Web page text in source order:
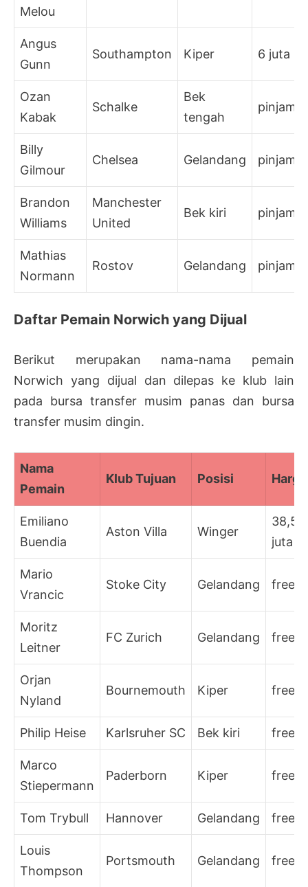
Melou
Angus
Gunn
Southampton Kiper 6 juta
Ozan
Kabak
Schalke
Bek
tengah
pinjam
Billy
Gilmour
Chelsea Gelandang pinjam
Brandon
Williams
Manchester
United
Bek kiri pinjam
Mathias
Normann
Rostov Gelandang pinjam
Daftar Pemain Norwich yang Dijual
Berikut merupakan nama-nama pemain
Norwich yang dijual dan dilepas ke klub lain
pada bursa transfer musim panas dan bursa
transfer musim dingin.
Nama
Pemain
Klub Tujuan Posisi Harga
Emiliano
Buendia
Aston Villa Winger
38,5
juta
Mario
Vrancic
Stoke City Gelandang free
Moritz
Leitner
FC Zurich Gelandang free
Orjan
Nyland
Bournemouth Kiper free
Philip Heise Karlsruher SC Bek kiri free
Marco
Stiepermann
Paderborn Kiper free
Tom Trybull Hannover Gelandang free
Louis
Thompson
Portsmouth Gelandang free